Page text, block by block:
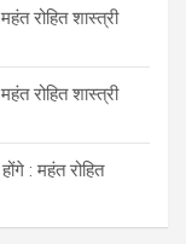
रोहित शास्त्री
रोहित शास्त्री
: महंत रोहित